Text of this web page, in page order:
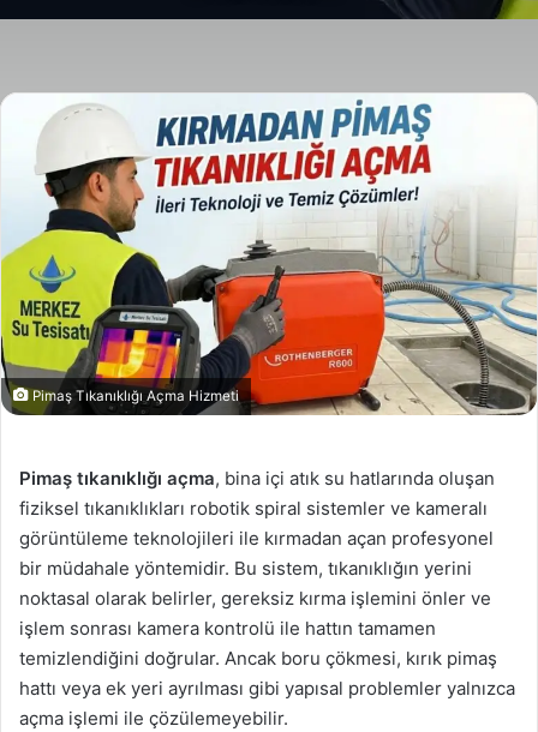
e-
Pimaş Tıkanıklığı Açma Hizmeti
Pimaş tıkanıklığı açma, bina içi atık su hatlarında oluşan
fiziksel tıkanıklıkları robotik spiral sistemler ve kameralı
görüntüleme teknolojileri ile kırmadan açan profesyonel
bir müdahale yöntemidir. Bu sistem, tıkanıklığın yerini
noktasal olarak belirler, gereksiz kırma işlemini önler ve
işlem sonrası kamera kontrolü ile hattın tamamen
temizlendiğini doğrular. Ancak boru çökmesi, kırık pimaş
hattı veya ek yeri ayrılması gibi yapısal problemler yalnızca
açma işlemi ile çözülemeyebilir.